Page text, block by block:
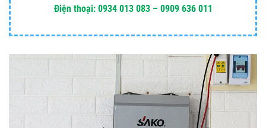
Điện thoại: 0934 013 083 – 0909 636 011